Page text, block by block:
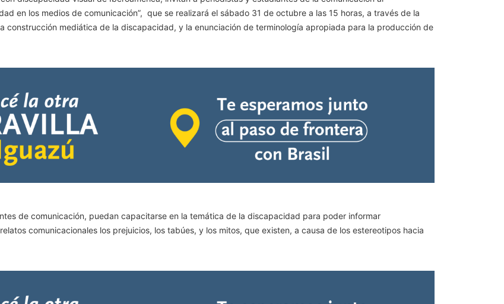
en los medios de comunicación”, que se realizará el sábado 31 de octubre a las 15 horas, a través de la
construcción mediática de la discapacidad, y la enunciación de terminología apropiada para la producción de
de comunicación, puedan capacitarse en la temática de la discapacidad para poder informar
comunicacionales los prejuicios, los tabúes, y los mitos, que existen, a causa de los estereotipos hacia